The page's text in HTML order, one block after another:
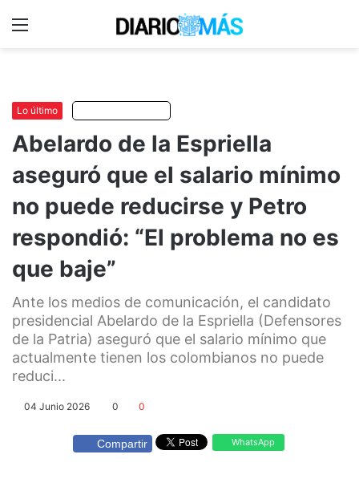
Lo último
Abelardo de la Espriella
aseguró que el salario mínimo
no puede reducirse y Petro
respondió: “El problema no es
que baje”
Ante los medios de comunicación, el candidato
presidencial Abelardo de la Espriella (Defensores
de la Patria) aseguró que el salario mínimo que
actualmente tienen los colombianos no puede
reduci...
04 Junio 2026 0 0
Compartir WhatsApp